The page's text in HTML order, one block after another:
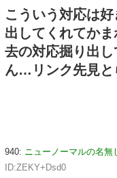
こういう対応は
出してくれてか
去の対応掘り出
ん…リンク先見と
940: ニューノーマルの名無
ID:ZEKY+Dsd0